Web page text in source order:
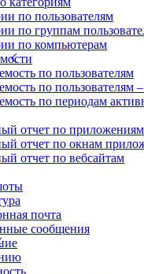
по пользователям
по группам
по компьютерам
по пользователям
по пользователям
по периодам
отчет по приложениям
отчет по окнам
отчет по вебсайтам
почта
сообщения